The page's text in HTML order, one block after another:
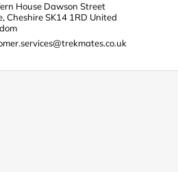
House Dawson Street
Cheshire SK14 1RD United